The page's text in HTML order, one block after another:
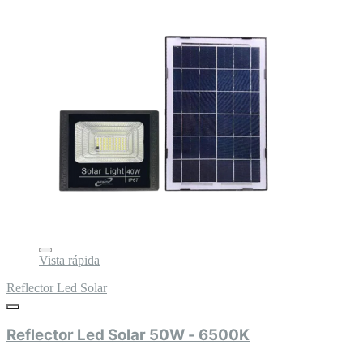
Vista rápida
Reflector Led Solar
Reflector Led Solar 50W - 6500K